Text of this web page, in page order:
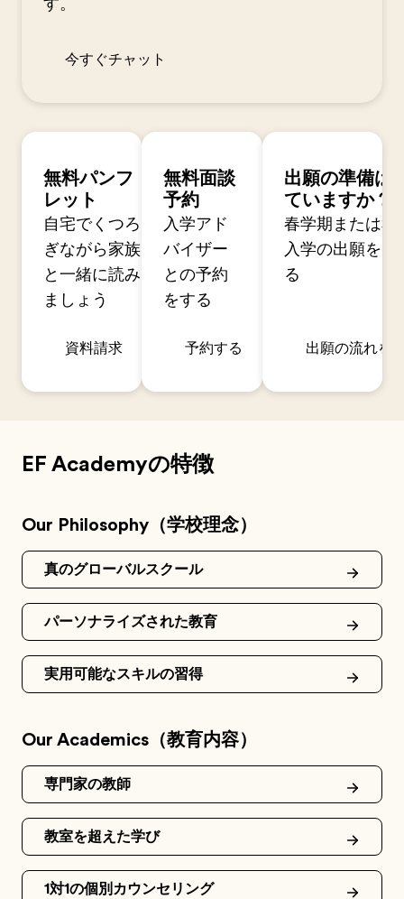
す。
今すぐチャット
無料パンフ
レット
自宅でくつろ
ぎながら家族
と一緒に読み
ましょう
資料請求
無料面談
予約
入学アド
バイザー
との予約
をする
予約する
出願の準備は
ていますか？
春学期または秋
入学の出願を開
る
出願の流れを
EF Academyの特徴
Our Philosophy（学校理念）
真のグローバルスクール
パーソナライズされた教育
実用可能なスキルの習得
Our Academics（教育内容）
専門家の教師
教室を超えた学び
1対1の個別カウンセリング